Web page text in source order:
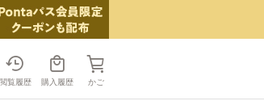
閲覧履歴 購入履歴 かご